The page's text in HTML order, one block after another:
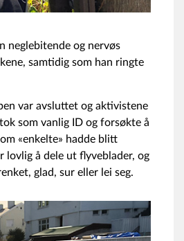
neglebitende og nervøs
samtidig som han ringte
var avsluttet og aktivistene
som vanlig ID og forsøkte å
«enkelte» hadde blitt
lovlig å dele ut flyveblader, og
glad, sur eller lei seg.